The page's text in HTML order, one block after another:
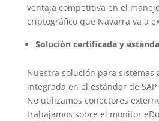
ventaja competitiva en el
criptográfico que Navarra va a
Solución certificada y
Nuestra solución para sistemas
integrada en el estándar de SAP
No utilizamos conectores
trabajamos sobre el monitor